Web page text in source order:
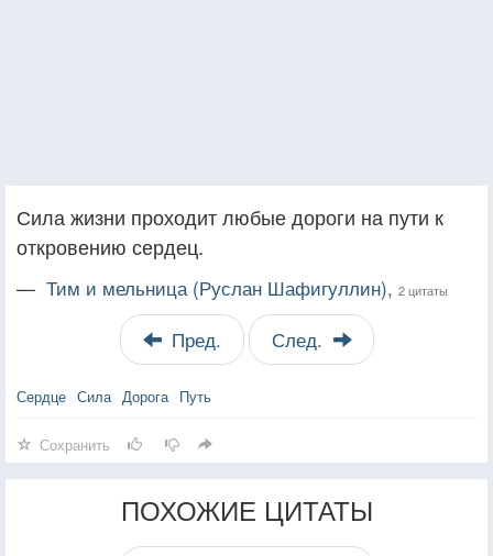
Сила жизни проходит любые дороги на пути к
откровению сердец.
— Тим и мельница (Руслан Шафигуллин), 2 цитаты
Пред. След.
Сердце Сила Дорога Путь
Сохранить
ПОХОЖИЕ ЦИТАТЫ